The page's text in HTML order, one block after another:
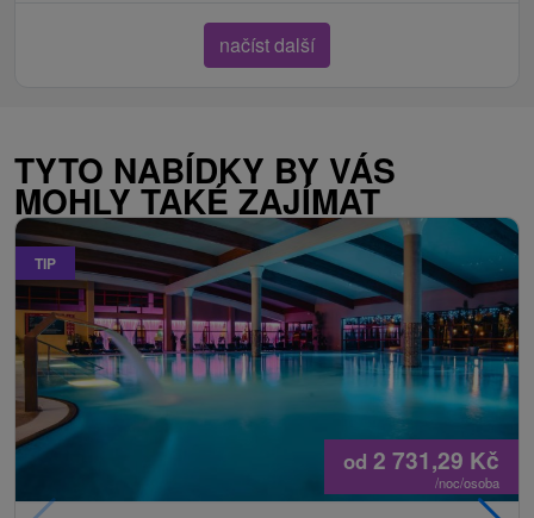
načíst další
TYTO NABÍDKY BY VÁS
MOHLY TAKÉ ZAJÍMAT
TIP
od 2 731,29 Kč
/noc/osoba